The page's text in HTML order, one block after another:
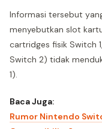
Informasi tersebut
menyebutkan slot
cartridges fisik Switch
Switch 2) tidak
1).
Baca Juga:
Rumor Nintendo